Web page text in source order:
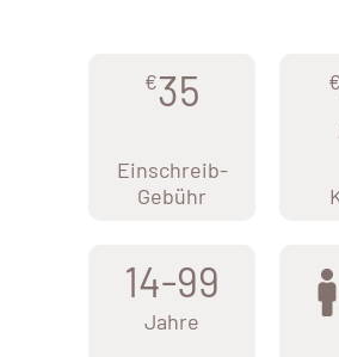
€35
Einschreib-
Gebühr
€
14-99
Jahre